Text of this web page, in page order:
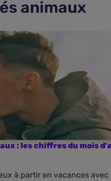
animaux
: les chiffres du mois
à partir en vacances avec